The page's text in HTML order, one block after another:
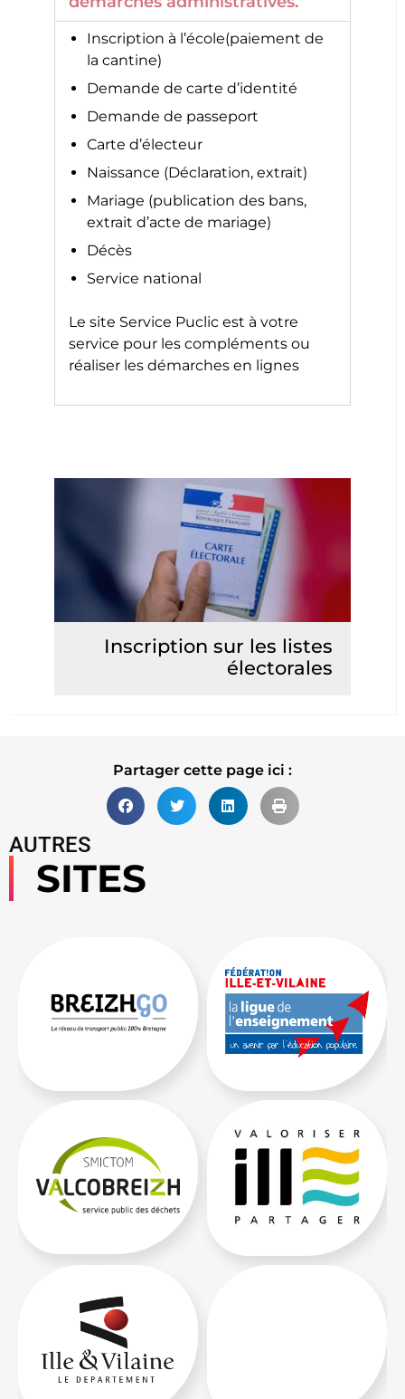
Inscription à l’école(paiement de
la cantine)
Demande de carte d’identité
Demande de passeport
Carte d’électeur
Naissance (Déclaration, extrait)
Mariage (publication des bans,
extrait d’acte de mariage)
Décès
Service national
Le site Service Puclic est à votre
service pour les compléments ou
réaliser les démarches en lignes
Inscription sur les listes
électorales
Partager cette page ici :
AUTRES
SITES